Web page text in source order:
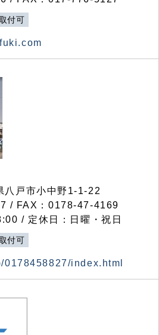
付可
戸市小中野1-1-22
/ FAX：0178-47-4169
/ 定休日：日曜・祝日
付可
index.html